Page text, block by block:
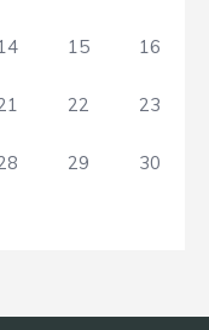
15 16
22 23
29 30